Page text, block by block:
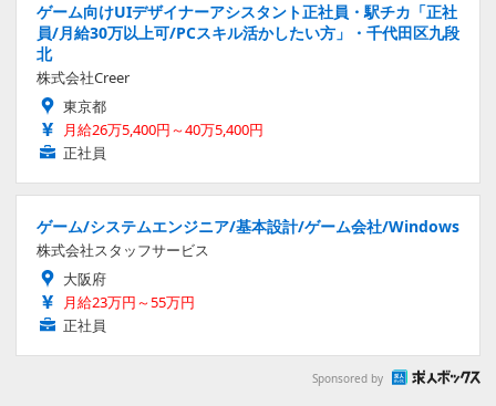
ゲーム向けUIデザイナーアシスタント正社員・駅チカ「正社
員/月給30万以上可/PCスキル活かしたい方」・千代田区九段
北
株式会社Creer
東京都
月給26万5,400円～40万5,400円
正社員
ゲーム/システムエンジニア/基本設計/ゲーム会社/Windows
株式会社スタッフサービス
大阪府
月給23万円～55万円
正社員
Sponsored by